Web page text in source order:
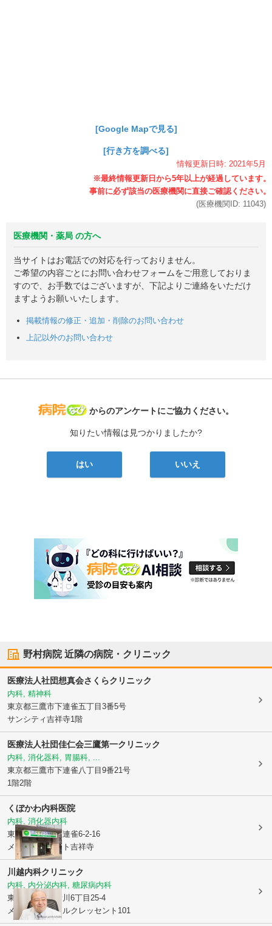
[Google Mapで見る]
[行き方を調べる]
情報更新日時: 2021年5月
(医療機関ID: 11043)
医療機関・薬局 の方へ
当サイトはお電話での対応を行っておりません。
ご希望の内容ごとにお問い合わせフォームをご用意しておりま
すので、お手数ではございますが、下記よりご連絡をいただけ
ますようお願いいたします。
掲載情報の修正・追加・削除のお問い合わせ
上記以外のお問い合わせ
病院なび
からのアンケートにご協力ください。
知りたい情報は見つかりましたか?
はい いいえ
野村病院近隣の病院・クリニック
医療法人社団想真会さくらクリニック
内科, 精神科
東京都三鷹市下連雀五丁目3番5号
サンシティ吉祥寺1階
医療法人社団佳仁会三鷹第一クリニック
内科, 消化器科, 胃腸科, ...
東京都三鷹市下連雀八丁目9番21号
1階2階
くぼかわ内科医院
内科, 消化器内科
東京都三鷹市下連雀6-2-16
メディカルコート吉祥寺
川越内科クリニック
内科, 内分泌内科, 糖尿病内科
東京都三鷹市
新川6丁目25-4
メディカルモールクレッセント101